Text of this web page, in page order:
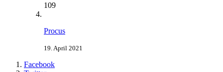
109
Procus
19. April 2021
Facebook